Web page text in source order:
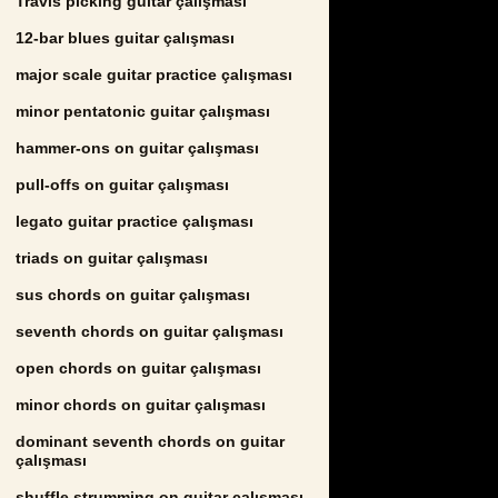
12-bar blues guitar çalışması
major scale guitar practice çalışması
minor pentatonic guitar çalışması
hammer-ons on guitar çalışması
pull-offs on guitar çalışması
legato guitar practice çalışması
triads on guitar çalışması
sus chords on guitar çalışması
seventh chords on guitar çalışması
open chords on guitar çalışması
minor chords on guitar çalışması
dominant seventh chords on guitar
çalışması